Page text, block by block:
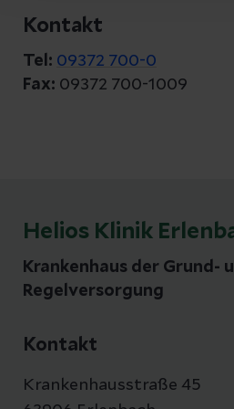
Kontakt
Tel: 09372 700-0
Fax: 09372 700-1009
Helios Klinik
Krankenhaus der Grund-
Regelversorgung
Kontakt
Krankenhausstraße 45